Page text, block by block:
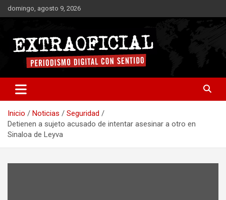
Saltar
al
domingo, agosto 9, 2026
Extraoficial
Inicio Noticias
Seguridad
Detienen a sujeto acusado de intentar asesinar a otro en
Sinaloa de Leyva